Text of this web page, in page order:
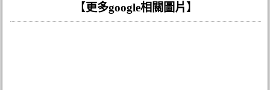
【更多google相關圖片 】